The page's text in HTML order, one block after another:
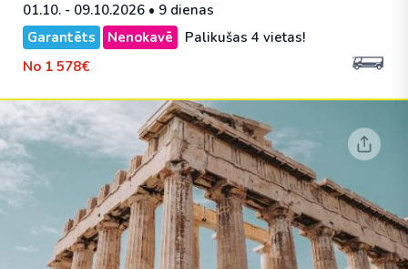
01.10. - 09.10.2026 • 9 dienas
Garantēts
Nenokavē
Palikušas 4 vietas!
No 1 578€